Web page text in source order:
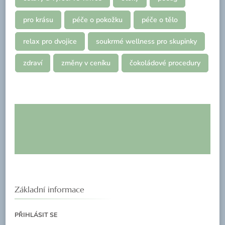
pro krásu péče o pokožku péče o tělo
relax pro dvojice soukrmé wellness pro skupinky
zdraví změny v ceníku čokoládové procedury
Základní informace
PŘIHLÁSIT SE